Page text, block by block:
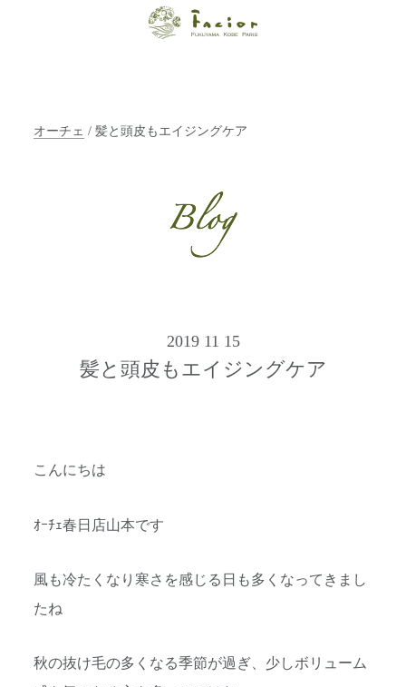
ン ファシオー
輝く美をトータ
ルでご提案しま
す。
オーチェ / 髪と頭皮もエイジングケア
2019 11 15
髪と頭皮もエイジングケア
こんにちは
ｵｰﾁｪ春日店山本です
風も冷たくなり寒さを感じる日も多くなってきまし
たね
秋の抜け毛の多くなる季節が過ぎ、少しボリューム